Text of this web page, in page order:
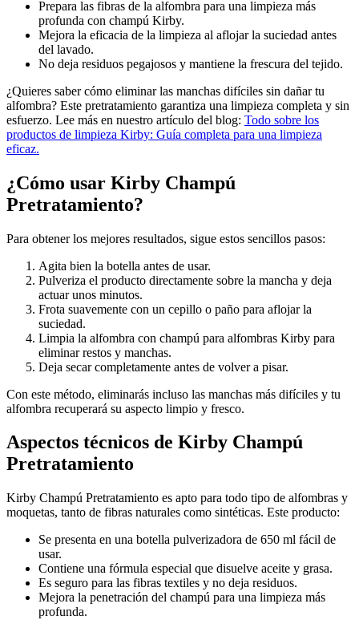
Prepara las fibras de la alfombra para una limpieza más
profunda con champú Kirby.
Mejora la eficacia de la limpieza al aflojar la suciedad antes
del lavado.
No deja residuos pegajosos y mantiene la frescura del tejido.
¿Quieres saber cómo eliminar las manchas difíciles sin dañar tu
alfombra? Este pretratamiento garantiza una limpieza completa y sin
esfuerzo. Lee más en nuestro artículo del blog: Todo sobre los
productos de limpieza Kirby: Guía completa para una limpieza
eficaz.
¿Cómo usar Kirby Champú
Pretratamiento?
Para obtener los mejores resultados, sigue estos sencillos pasos:
Agita bien la botella antes de usar.
Pulveriza el producto directamente sobre la mancha y deja
actuar unos minutos.
Frota suavemente con un cepillo o paño para aflojar la
suciedad.
Limpia la alfombra con champú para alfombras Kirby para
eliminar restos y manchas.
Deja secar completamente antes de volver a pisar.
Con este método, eliminarás incluso las manchas más difíciles y tu
alfombra recuperará su aspecto limpio y fresco.
Aspectos técnicos de Kirby Champú
Pretratamiento
Kirby Champú Pretratamiento es apto para todo tipo de alfombras y
moquetas, tanto de fibras naturales como sintéticas. Este producto:
Se presenta en una botella pulverizadora de 650 ml fácil de
usar.
Contiene una fórmula especial que disuelve aceite y grasa.
Es seguro para las fibras textiles y no deja residuos.
Mejora la penetración del champú para una limpieza más
profunda.